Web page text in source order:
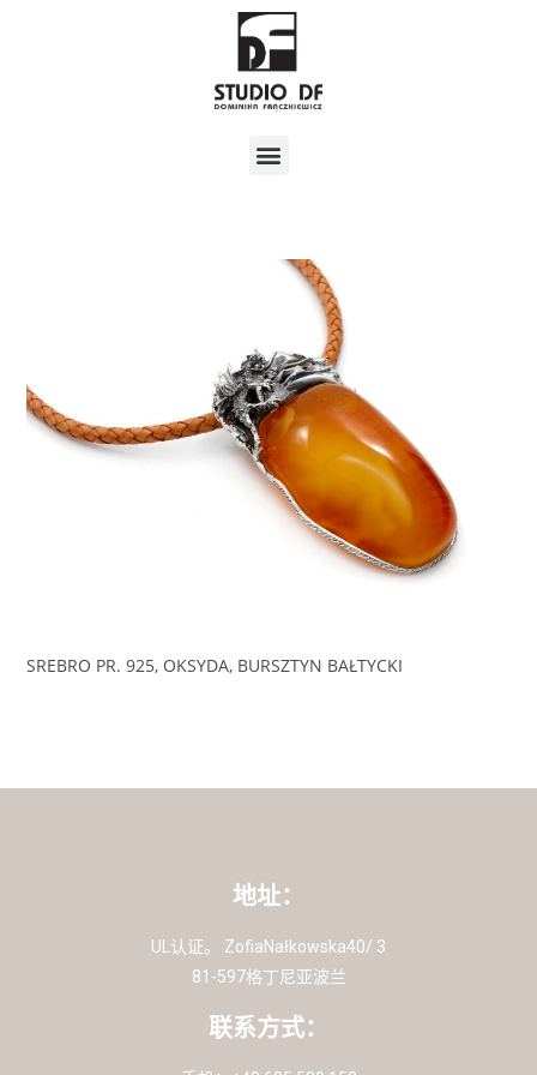
SREBRO PR. 925, OKSYDA, BURSZTYN BAŁTYCKI
地址：
UL认证。 ZofiaNałkowska40/ 3
81-597格丁尼亚波兰
联系方式：